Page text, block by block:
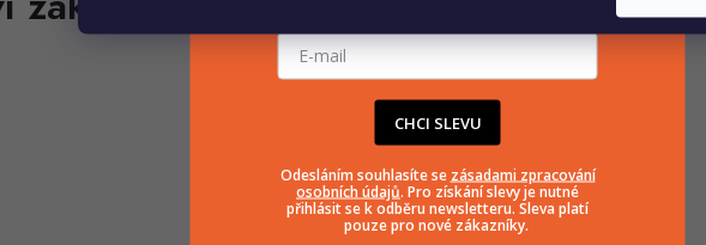
Související produkty
CHCI SLEVU
Odesláním souhlasíte se zásadami zpracování
osobních údajů. Pro získání slevy je nutné
přihlásit se k odběru newsletteru. Sleva platí
pouze pro nové zákazníky.